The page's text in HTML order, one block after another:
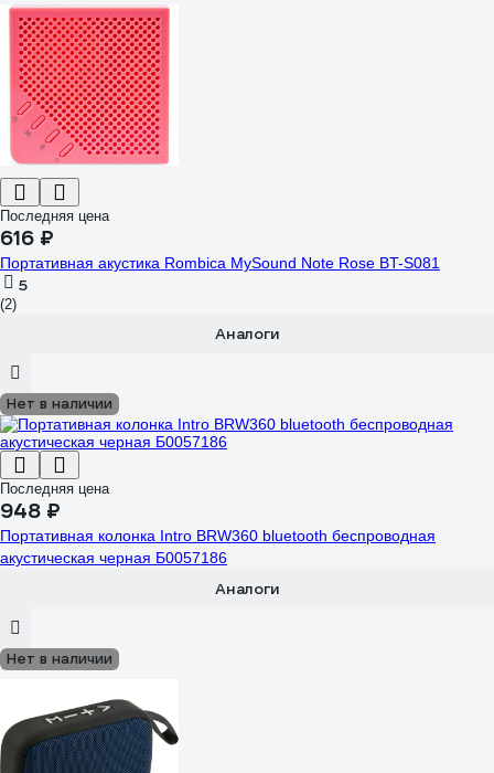
Последняя цена
616 ₽
Портативная акустика Rombica MySound Note Rose BT-S081
5
(2)
Аналоги
Нет в наличии
Последняя цена
948 ₽
Портативная колонка Intro BRW360 bluetooth беспроводная
акустическая черная Б0057186
Аналоги
Нет в наличии